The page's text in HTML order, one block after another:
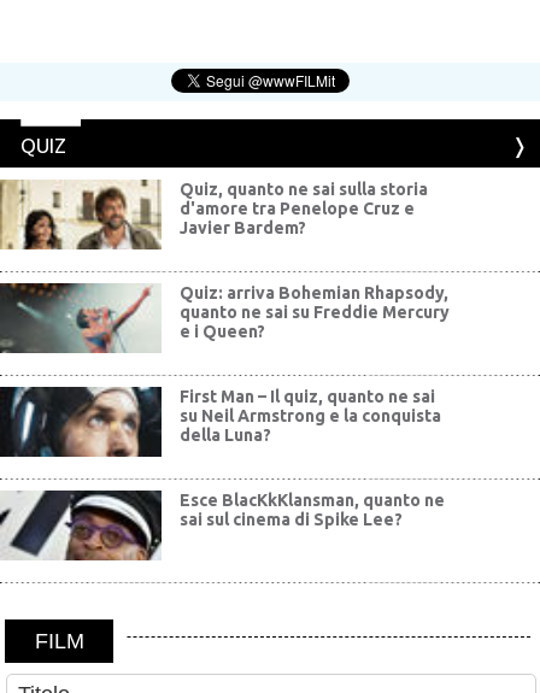
QUIZ
Quiz, quanto ne sai sulla storia
d'amore tra Penelope Cruz e
Javier Bardem?
Quiz: arriva Bohemian Rhapsody,
quanto ne sai su Freddie Mercury
e i Queen?
First Man – Il quiz, quanto ne sai
su Neil Armstrong e la conquista
della Luna?
Esce BlacKkKlansman, quanto ne
sai sul cinema di Spike Lee?